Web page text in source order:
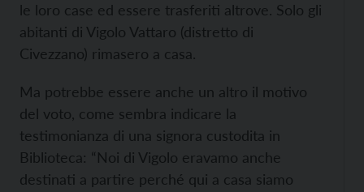
le loro case ed essere trasferiti altrove. Solo gli
abitanti di Vigolo Vattaro (distretto di
Civezzano) rimasero a casa.
Ma potrebbe essere anche un altro il motivo
del voto, come sembra indicare la
testimonianza di una signora custodita in
Biblioteca: “Noi di Vigolo eravamo anche
destinati a partire perché qui a casa siamo